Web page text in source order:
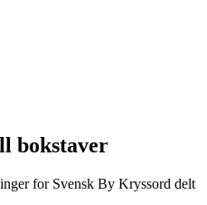
bokstaver
for Svensk By Kryssord delt